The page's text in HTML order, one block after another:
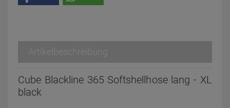
Artikelbeschreibung
Cube Blackline 365 Softshellhose lang - XL
black